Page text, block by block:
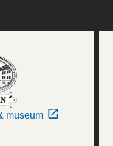
museum